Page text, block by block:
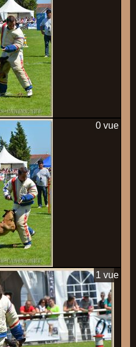
0 vue
1 vue